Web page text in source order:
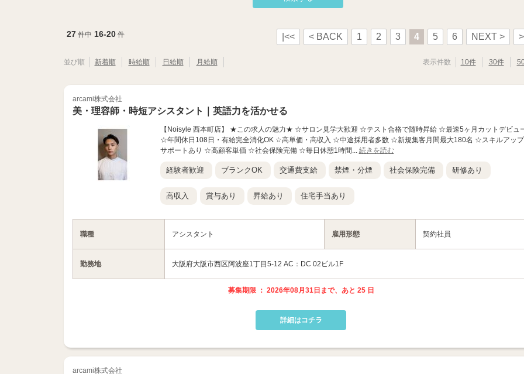
27 件中 16-20件 |<< < BACK 1 2 3 4 5 6 NEXT >
並び順 新着順 時給順 日給順 月給順 表示件数 10件 30件
arcami株式会社
美・理容師・時短アシスタント｜英語力を活かせる
【Noisyle 西本町店】 ★この求人の魅力★ ☆サロン見学大歓迎 ☆テスト合格で随時昇給 ☆最速5ヶ月カットデビュ
☆年間休日108日・有給完全消化OK ☆高単価・高収入 ☆中途採用者多数 ☆新規集客月間最大180名 ☆スキルアップ
サポートあり ☆高顧客単価 ☆社会保険完備 ☆毎日休憩1時間... 続きを読む
経験者歓迎 ブランクOK 交通費支給 禁煙・分煙 社会保険完備 研修あり
高収入 賞与あり 昇給あり 住宅手当あり
職種 アシスタント 雇用形態 契約社員
勤務地 大阪府大阪市西区阿波座1丁目5-12 AC：DC 02ビル1F
募集期限 ： 2026年08月31日まで、あと 25 日
詳細はコチラ
arcami株式会社